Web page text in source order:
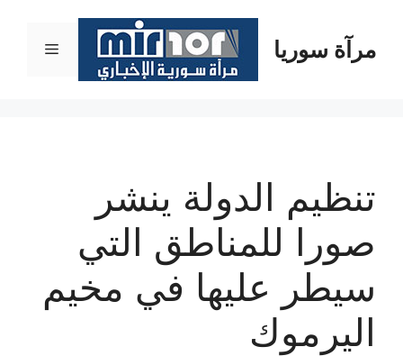
المحتوىمرآة سوريا القائمة
تنظيم الدولة ينشر
صورا للمناطق التي
سيطر عليها في مخيم
اليرموك